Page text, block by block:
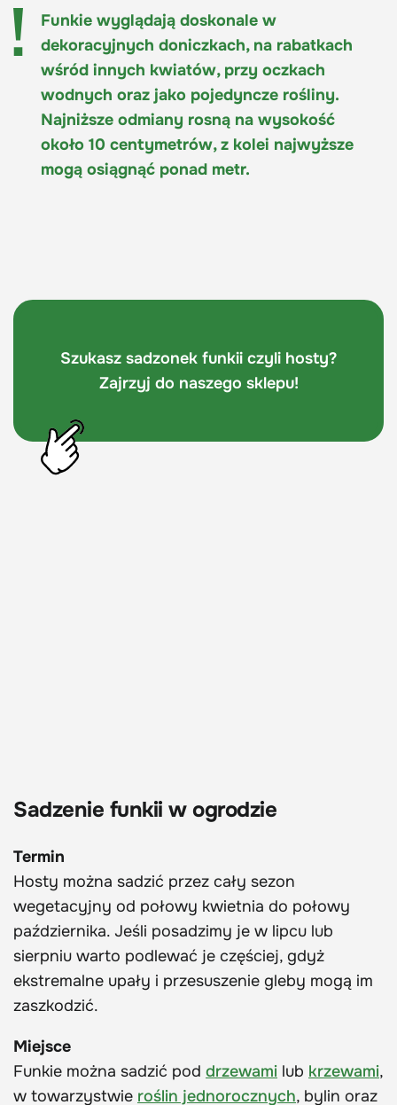
Funkie wyglądają doskonale w
dekoracyjnych doniczkach, na rabatkach
wśród innych kwiatów, przy oczkach
wodnych oraz jako pojedyncze rośliny.
Najniższe odmiany rosną na wysokość
około 10 centymetrów, z kolei najwyższe
mogą osiągnąć ponad metr.
Szukasz sadzonek funkii czyli hosty?
Zajrzyj do naszego sklepu!
Sadzenie funkii w ogrodzie
Termin
Hosty można sadzić przez cały sezon
wegetacyjny od połowy kwietnia do połowy
października. Jeśli posadzimy je w lipcu lub
sierpniu warto podlewać je częściej, gdyż
ekstremalne upały i przesuszenie gleby mogą im
zaszkodzić.
Miejsce
Funkie można sadzić pod drzewami lub krzewami,
w towarzystwie roślin jednorocznych, bylin oraz